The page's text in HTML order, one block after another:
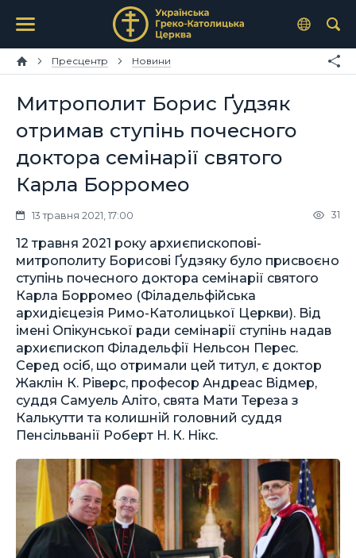
Пресцентр Новини
Митрополит Борис Ґудзяк
отримав ступінь почесного
доктора семінарії святого
Карла Борромео
13 травня 2021, 17:00 31
12 травня 2021 року архиєпископові-
митрополиту Борисові Ґудзяку було присвоєно
ступінь почесного доктора семінарії святого
Карла Борромео (Філадельфійська
архидієцезія Римо-Католицької Церкви). Від
імені Опікунської ради семінарії ступінь надав
архиєпископ Філадельфії Нельсон Перес.
Серед осіб, що отримали цей титул, є доктор
Жаклін К. Ріверс, професор Андреас Відмер,
суддя Самуель Аліто, свята Мати Тереза ​​з
Калькутти та колишній головний суддя
Пенсільванії Роберт Н. К. Нікс.